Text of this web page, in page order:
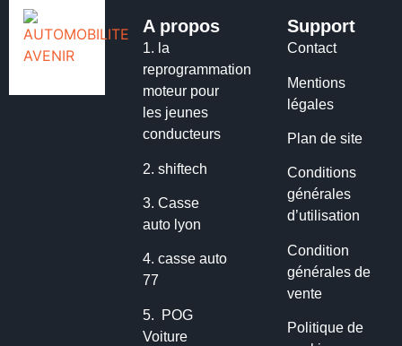
A propos
1. la
reprogrammation
moteur pour
les jeunes
conducteurs
2.shiftech
3.Casse
auto lyon
4.casse auto
77
5. POG
Voiture
Support
Contact
Mentions
légales
Plan de site
Conditions
générales
d’utilisation
Condition
générales de
vente
Politique de